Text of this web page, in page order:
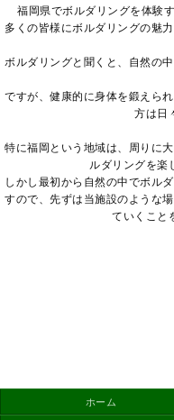
福岡県でボルダリングを体験
多くの皆様にボルダリングの魅
ボルダリングと聞くと、自然の
ですが、健康的に身体を鍛えら
方は日
特に福岡という地域は、周りに
ルダリングを楽
しかし最初から自然の中でボル
すので、先ずは当施設のような
ていくこと
ホーム